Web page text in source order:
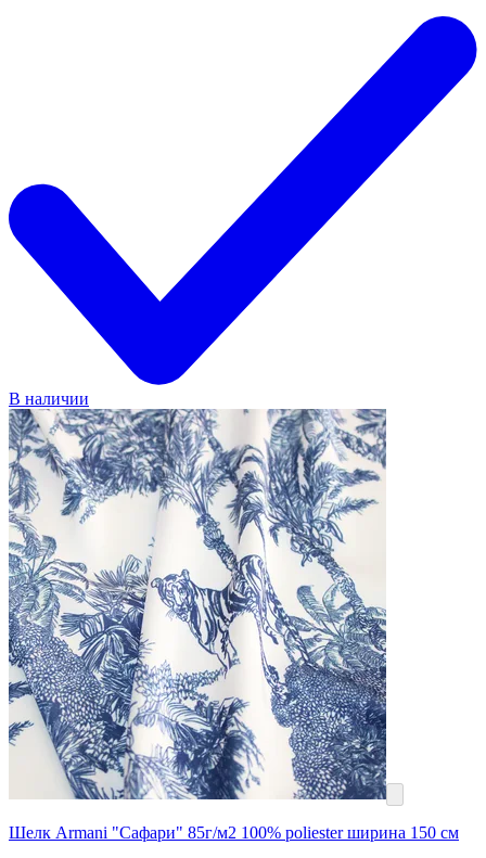
В наличии
Шелк Armani "Сафари" 85г/м2 100% poliester ширина 150 см